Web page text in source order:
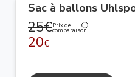
Sac à ballons
25€Prix de
comparaison
20€